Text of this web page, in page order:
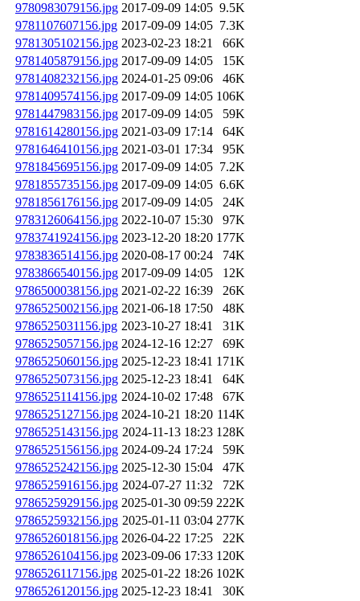
9780983079156.jpg 2017-09-09 14:05 9.5K
9781107607156.jpg 2017-09-09 14:05 7.3K
9781305102156.jpg 2023-02-23 18:21
66K
9781405879156.jpg 2017-09-09 14:05
15K
9781408232156.jpg 2024-01-25 09:06
46K
9781409574156.jpg 2017-09-09 14:05 106K
9781447983156.jpg 2017-09-09 14:05
59K
9781614280156.jpg 2021-03-09 17:14
64K
9781646410156.jpg 2021-03-01 17:34
95K
9781845695156.jpg 2017-09-09 14:05 7.2K
9781855735156.jpg 2017-09-09 14:05 6.6K
9781856176156.jpg 2017-09-09 14:05
24K
9783126064156.jpg 2022-10-07 15:30
97K
9783741924156.jpg 2023-12-20 18:20 177K
9783836514156.jpg 2020-08-17 00:24
74K
9783866540156.jpg 2017-09-09 14:05
12K
9786500038156.jpg 2021-02-22 16:39
26K
9786525002156.jpg 2021-06-18 17:50
48K
9786525031156.jpg 2023-10-27 18:41
31K
9786525057156.jpg 2024-12-16 12:27
69K
9786525060156.jpg 2025-12-23 18:41 171K
9786525073156.jpg 2025-12-23 18:41
64K
9786525114156.jpg 2024-10-02 17:48
67K
9786525127156.jpg 2024-10-21 18:20 114K
9786525143156.jpg 2024-11-13 18:23 128K
9786525156156.jpg 2024-09-24 17:24
59K
9786525242156.jpg 2025-12-30 15:04
47K
9786525916156.jpg 2024-07-27 11:32
72K
9786525929156.jpg 2025-01-30 09:59 222K
9786525932156.jpg 2025-01-11 03:04 277K
9786526018156.jpg 2026-04-22 17:25
22K
9786526104156.jpg 2023-09-06 17:33 120K
9786526117156.jpg 2025-01-22 18:26 102K
9786526120156.jpg 2025-12-23 18:41
30K